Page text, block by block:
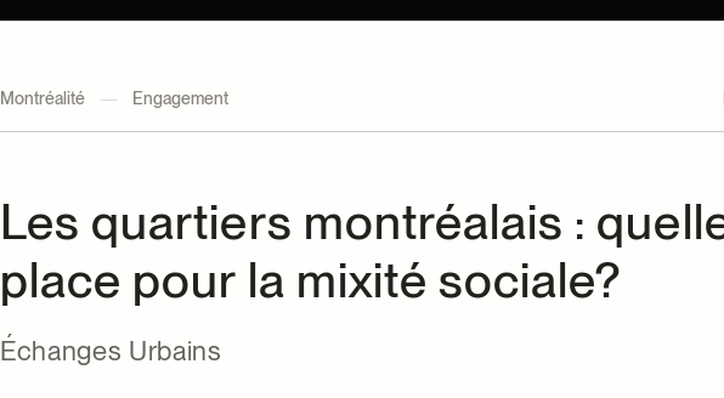
Montréalité — Engagement
Les quartiers montréalais :
place pour la mixité sociale?
Échanges Urbains